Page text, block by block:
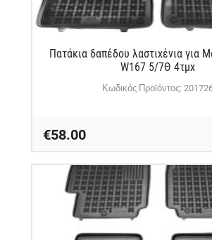
Πατάκια δαπέδου λαστιχένια για
W167 5/7Θ 4τμχ
Κωδικός Προϊόντος:
€58.00